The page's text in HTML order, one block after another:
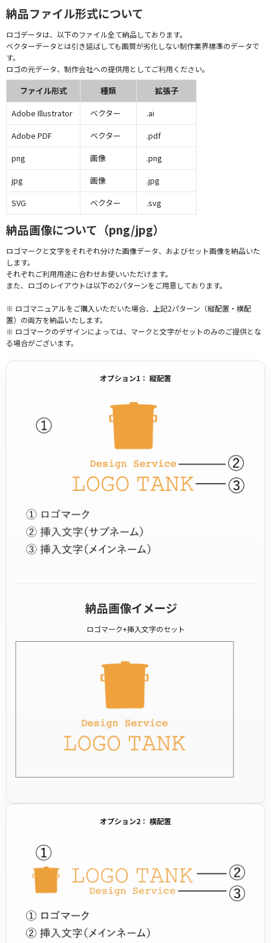
納品ファイル形式について
ロゴデータは、以下のファイル全て納品しております。
ベクターデータとは引き延ばしても画質が劣化しない制作業界標準のデータで
す。
ロゴの元データ、制作会社への提供用としてご利用ください。
ファイル形式 種類
拡張子
Adobe Illustrator
ベクター
.ai
Adobe PDF
ベクター
.pdf
png
画像
.png
jpg
画像
.jpg
SVG
ベクター .svg
納品画像について（png/jpg）
ロゴマークと文字をそれぞれ分けた画像データ、およびセット画像を納品いた
します。
それぞれご利用用途に合わせお使いいただけます。
また、ロゴのレイアウトは以下の2パターンをご用意しております。
※ ロゴマニュアルをご購入いただいた場合、上記2パターン（縦配置・横配
置）の両方を納品いたします。
※ ロゴマークのデザインによっては、マークと文字がセットのみのご提供とな
る場合がございます。
オプション1： 縦配置
納品画像イメージ
ロゴマーク+挿入文字のセット
オプション2： 横配置